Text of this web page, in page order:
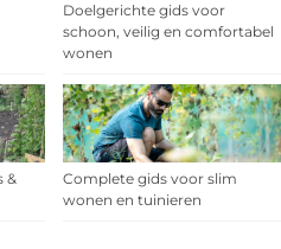
Doelgerichte gids voor
schoon, veilig en comfortabel
wonen
&
Complete gids voor slim
wonen en tuinieren